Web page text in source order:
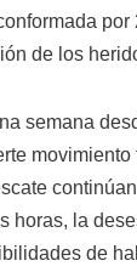
por
de los
semana
horas, la
de